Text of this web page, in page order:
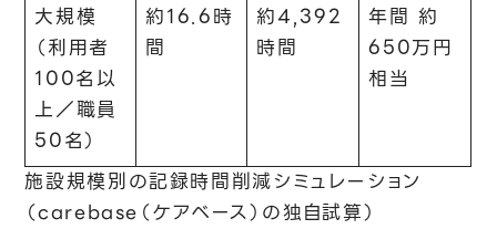
大規模
（利用者
100名以
上／職員
50名）
約16.6時
間
約4,392
時間
年間 約
650万円
相当
施設規模別の記録時間削減シミュレーション
（carebase（ケアベース）の独自試算）